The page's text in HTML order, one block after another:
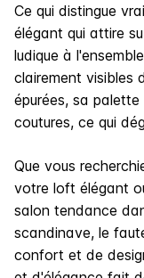
Ce qui distingue
élégant qui attire
ludique à
clairement visibles
épurées, sa
coutures, ce qui
Que vous
votre loft élégant
salon tendance
scandinave, le
confort et de